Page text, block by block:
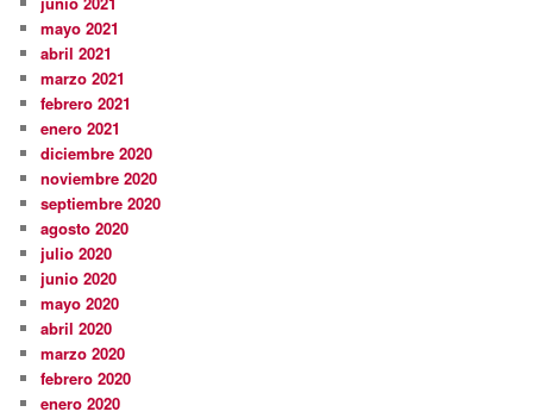
mayo 2021
abril 2021
marzo 2021
febrero 2021
enero 2021
diciembre 2020
noviembre 2020
septiembre 2020
agosto 2020
julio 2020
junio 2020
mayo 2020
abril 2020
marzo 2020
febrero 2020
enero 2020